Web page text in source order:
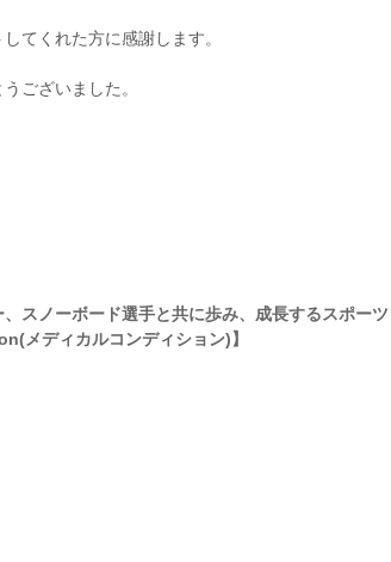
てくれた方に感謝します。
ございました。
、スノーボード選手と共に歩み、成長するスポー
メディカルコンディション)】